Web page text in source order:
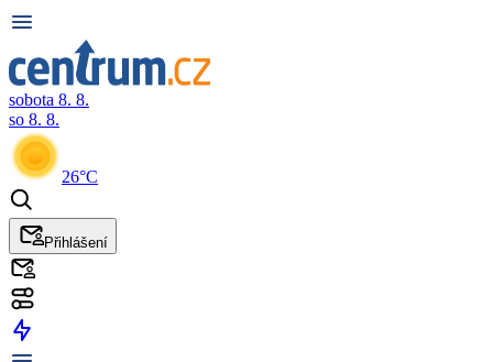
sobota 8. 8.
so 8. 8.
26°C
Přihlášení